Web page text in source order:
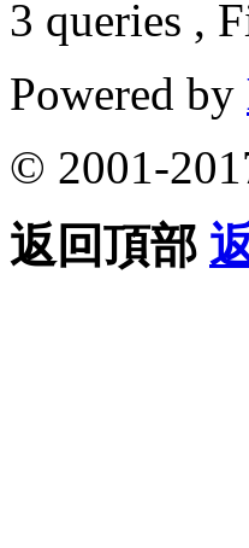
3 queries ,
Powered by
© 2001-
返回頂部